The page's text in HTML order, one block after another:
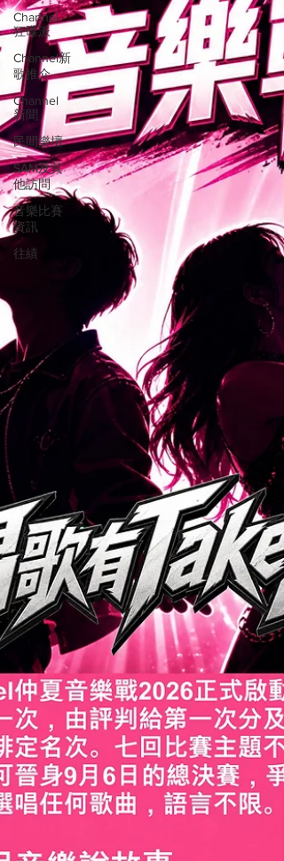
Channel
狂碟派
Channel新
歌推介
Channel
新聞
民間樂壇
SAM及其
他訪問
音樂比賽
資訊
往績